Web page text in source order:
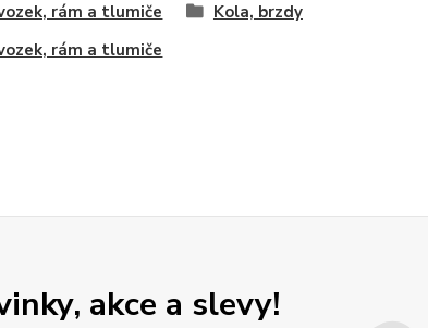
rám a tlumiče Kola, brzdy
rám a tlumiče
akce a slevy!